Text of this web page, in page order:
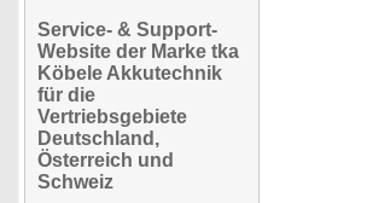
Service- & Support-
Website der Marke tka
Köbele Akkutechnik
für die
Vertriebsgebiete
Deutschland,
Österreich und
Schweiz